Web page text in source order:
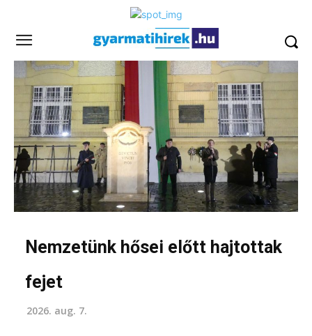
Nemzetünk hősei előtt hajtottak
fejet
2026. aug. 7.